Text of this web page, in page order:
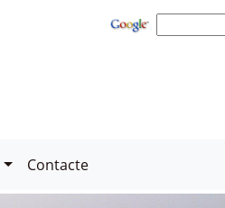
Contacte